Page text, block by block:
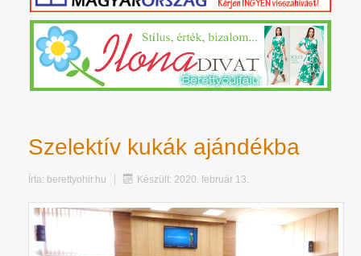
Szelektív kukák ajándékba
Írta: berettyohir.hu Készült: 2020. február 13.